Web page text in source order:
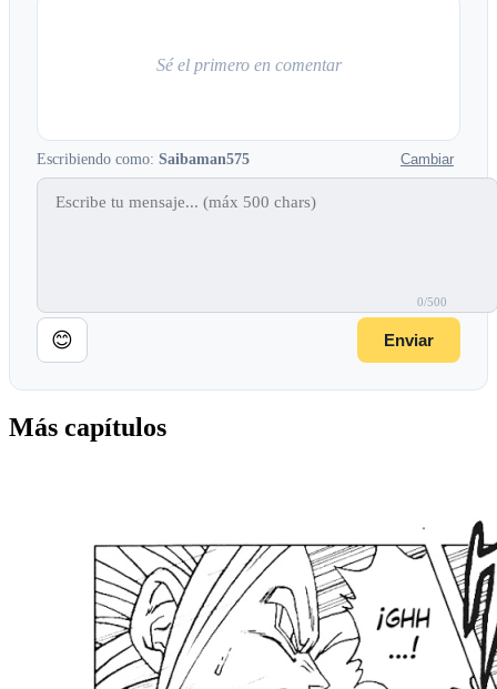
Sé el primero en comentar
Escribiendo como: Saibaman575 Cambiar
0/500
😊 Enviar
Más capítulos